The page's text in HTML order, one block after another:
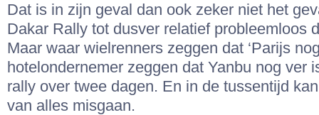
Dat is in zijn geval dan ook zeker niet het
Dakar Rally tot dusver relatief probleemloos
Maar waar wielrenners zeggen dat ‘Parijs
hotelondernemer zeggen dat Yanbu nog ver
rally over twee dagen. En in de tussentijd
van alles misgaan.